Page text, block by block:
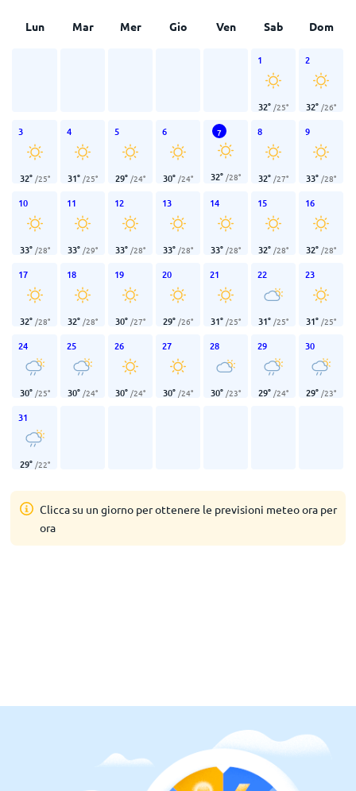
Lun Mar Mer Gio Ven Sab Dom
1
32° /25°
2
32° /26°
3
32° /25°
4
31° /25°
5
29° /24°
6
30° /24°
7
32° /28°
8
32° /27°
9
33° /28°
10
33° /28°
11
33° /29°
12
33° /28°
13
33° /28°
14
33° /28°
15
32° /28°
16
32° /28°
17
32° /28°
18
32° /28°
19
30° /27°
20
29° /26°
21
31° /25°
22
31° /25°
23
31° /25°
24
30° /25°
25
30° /24°
26
30° /24°
27
30° /24°
28
30° /23°
29
29° /24°
30
29° /23°
31
29° /22°
Clicca su un giorno per ottenere le previsioni meteo ora per
ora